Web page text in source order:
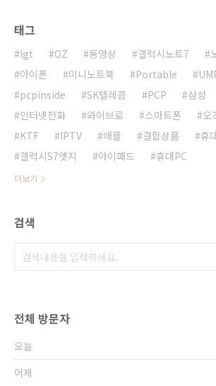
태그
lgt OZ 동영상 갤럭시노트7
아이폰
미니노트북 Portable
pcpinside
SK텔레콤 PCP 삼성
인터넷전화
와이브로 스마트폰 오
KTF
IPTV 애플 결합상품
휴
갤럭시S7엣지
아이패드 휴대PC
더보기
검색
전체 방문자
오늘
어제